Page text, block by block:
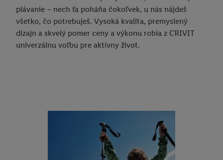
plávanie – nech ťa poháňa čokoľvek, u nás nájdeš
všetko, čo potrebuješ. Vysoká kvalita, premyslený
dizajn a skvelý pomer ceny a výkonu robia z CRIVIT
univerzálnu voľbu pre aktívny život.